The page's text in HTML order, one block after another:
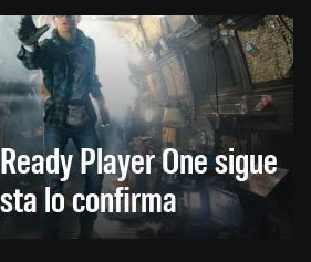
Player One sigue
lo confirma